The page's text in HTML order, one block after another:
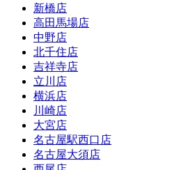
新橋店
高田馬場店
中野店
北千住店
吉祥寺店
立川店
横浜店
川崎店
大宮店
名古屋駅西口店
名古屋大須店